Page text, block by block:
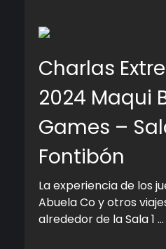
Charlas
2024 Maqui
Games –
Fontibón
La experiencia de los
Abuela Co y otros
alrededor de la Sala 1 ...